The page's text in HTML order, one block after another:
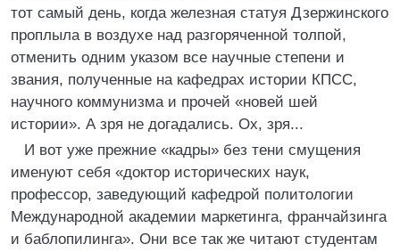
тот самый день, когда железная статуя Дзержинского
проплыла в воздухе над разгоряченной толпой,
отменить одним указом все научные степени и
звания, полученные на кафедрах истории КПСС,
научного коммунизма и прочей «новей шей
истории». А зря не догадались. Ох, зря...
И вот уже прежние «кадры» без тени смущения
именуют себя «доктор исторических наук,
профессор, заведующий кафедрой политологии
Международной академии маркетинга, франчайзинга
и баблопилинга». Они все так же читают студентам